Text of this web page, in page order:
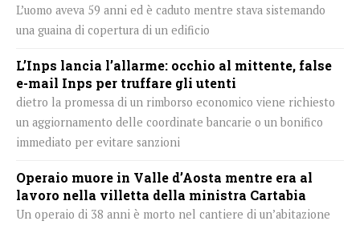
L’uomo aveva 59 anni ed è caduto mentre stava sistemando
una guaina di copertura di un edificio
L’Inps lancia l’allarme: occhio al mittente, false
e-mail Inps per truffare gli utenti
dietro la promessa di un rimborso economico viene richiesto
un aggiornamento delle coordinate bancarie o un bonifico
immediato per evitare sanzioni
Operaio muore in Valle d’Aosta mentre era al
lavoro nella villetta della ministra Cartabia
Un operaio di 38 anni è morto nel cantiere di un’abitazione